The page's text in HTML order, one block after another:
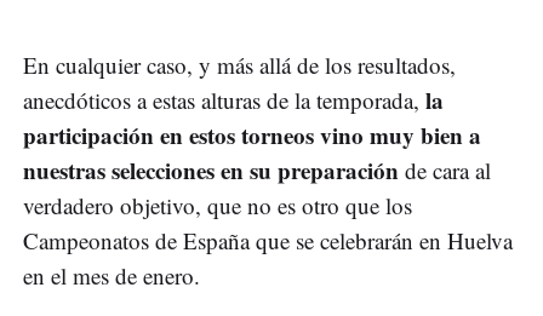
En cualquier caso, y más allá de los resultados,
anecdóticos a estas alturas de la temporada, la
participación en estos torneos vino muy bien a
nuestras selecciones en su preparación de cara al
verdadero objetivo, que no es otro que los
Campeonatos de España que se celebrarán en Huelva
en el mes de enero.